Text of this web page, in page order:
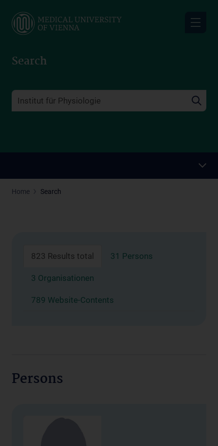
main
Search
Home Search
823 Results total 31 Persons
3 Organisationen
789 Website-Contents
Persons